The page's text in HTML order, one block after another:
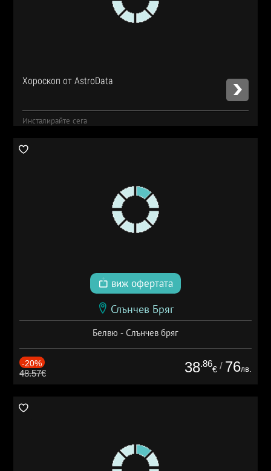
Хороскоп от AstroData
Инсталирайте сега
виж офертата
Слънчев Бряг
Белвю - Слънчев бряг
-20%
48.57€ 38.86
€ / 76лв.